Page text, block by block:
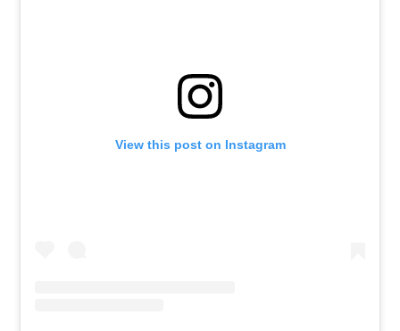
View this post on Instagram